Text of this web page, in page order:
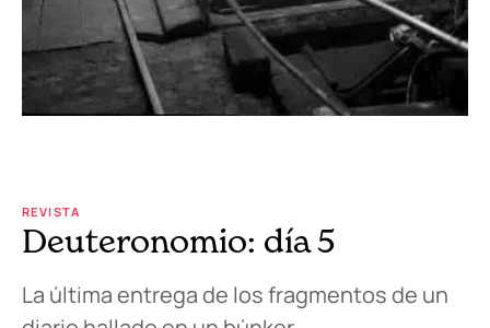
REVISTA
Deuteronomio: día 5
La última entrega de los fragmentos de un